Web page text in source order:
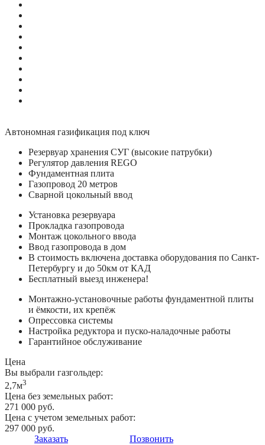
Автономная газификация под ключ
Резервуар хранения СУГ (высокие патрубки)
Регулятор давления REGO
Фундаментная плита
Газопровод 20 метров
Сварной цокольный ввод
Установка резервуара
Прокладка газопровода
Монтаж цокольного ввода
Ввод газопровода в дом
В стоимость включена доставка оборудования по Санкт-
Петербургу и до 50км от КАД
Бесплатный выезд инженера!
Монтажно-установочные работы фундаментной плиты
и ёмкости, их крепёж
Опрессовка системы
Настройка редуктора и пуско-наладочные работы
Гарантийное обслуживание
Цена
Вы выбрали газгольдер:
2,7м3
Цена без земельных работ:
271 000 руб.
Цена с учетом земельных работ:
297 000 руб.
Заказать
Позвонить